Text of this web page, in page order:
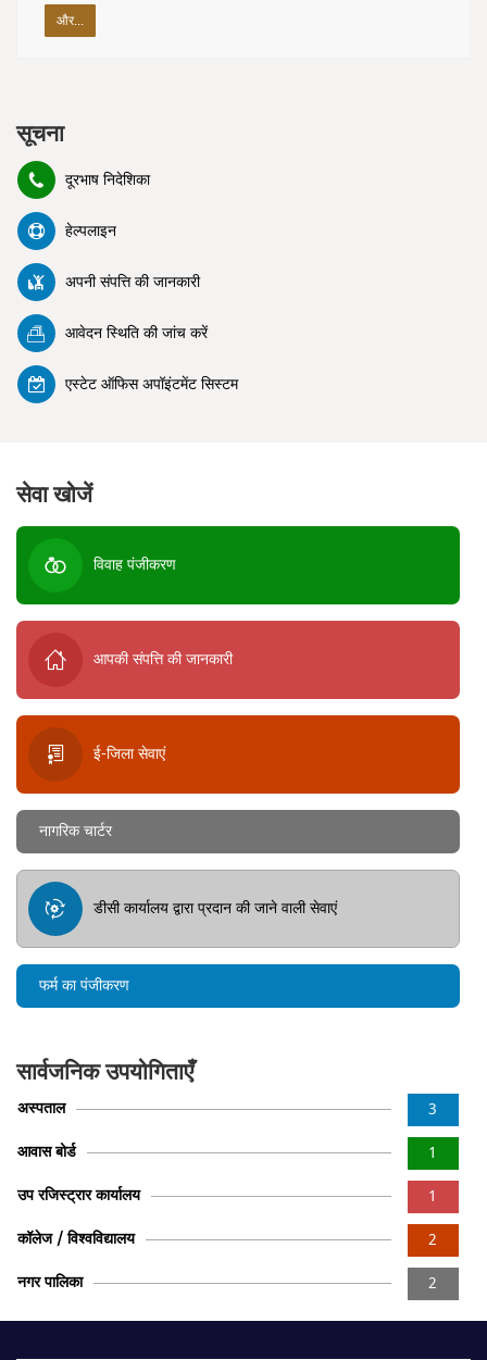
और...
सूचना
दूरभाष निदेशिका
हेल्पलाइन
अपनी संपत्ति की जानकारी
आवेदन स्थिति की जांच करें
एस्टेट ऑफिस अपॉइंटमेंट सिस्टम
सेवा खोजें
विवाह पंजीकरण
आपकी संपत्ति की जानकारी
ई-जिला सेवाएं
नागरिक चार्टर
डीसी कार्यालय द्वारा प्रदान की जाने वाली सेवाएं
फर्म का पंजीकरण
सार्वजनिक उपयोगिताएँ
3
अस्पताल
1
आवास बोर्ड
1
उप रजिस्ट्रार कार्यालय
2
कॉलेज / विश्वविद्यालय
2
नगर पालिका